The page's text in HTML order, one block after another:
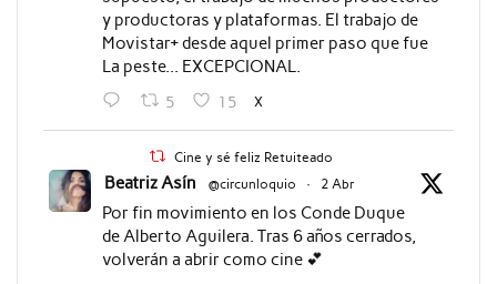
y productoras y plataformas. El trabajo de
Movistar+ desde aquel primer paso que fue
La peste... EXCEPCIONAL.
5 15 X
Cine y sé feliz Retuiteado
Beatriz Asín @circunloquio · 2 Abr
Por fin movimiento en los Conde Duque
de Alberto Aguilera. Tras 6 años cerrados,
volverán a abrir como cine 💕